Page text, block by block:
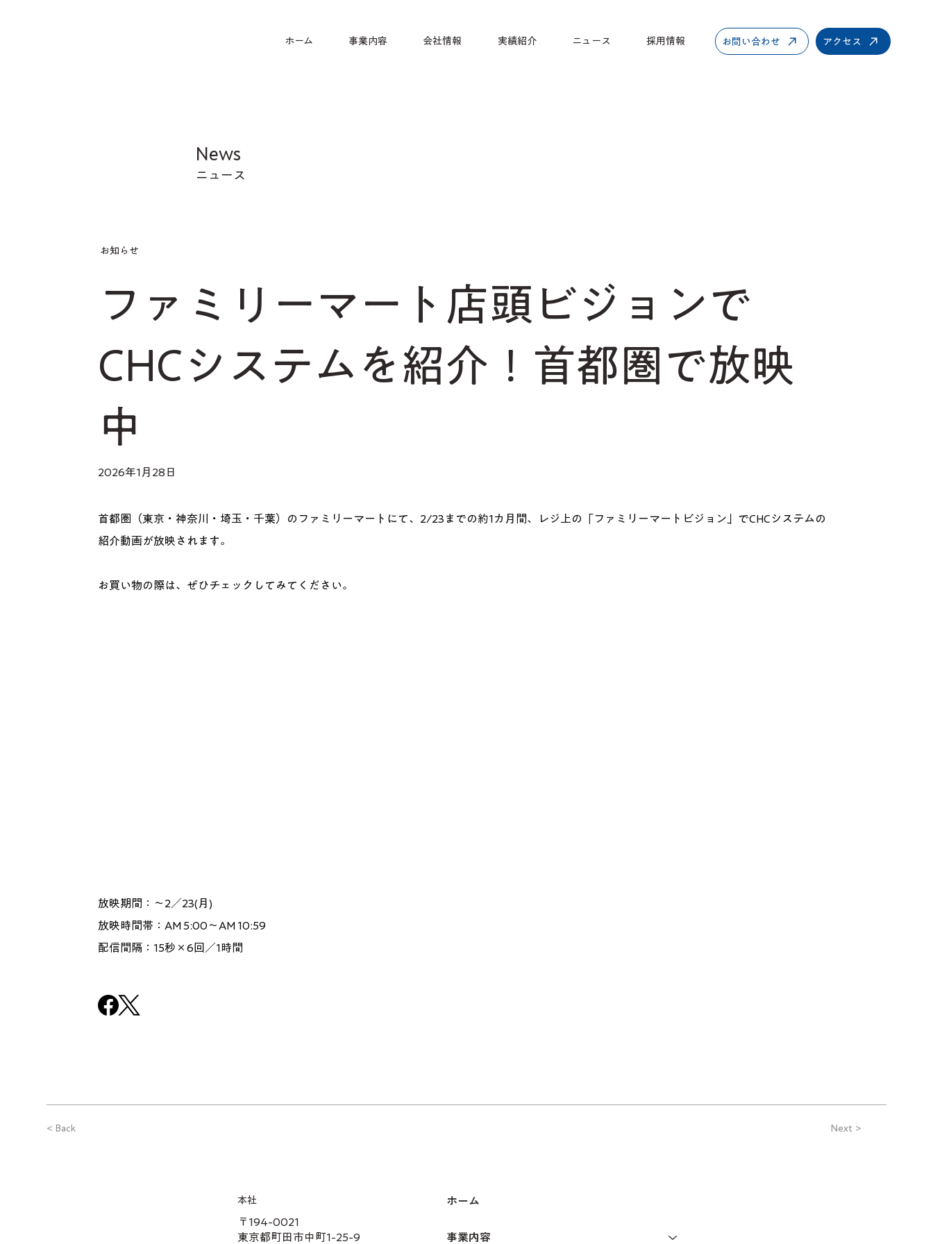
ホーム 事業内容 会社情報 実績紹介 ニュース 採用情報 お問い合わせ アクセス
News
​ニュース
お知らせ
ファミリーマート店頭ビジョンで
CHCシステムを紹介！首都圏で放映
中
2026年1月28日
首都圏（東京・神奈川・埼玉・千葉）のファミリーマートにて、2/23までの約1カ月間、レジ上の「ファミリーマートビジョン」でCHCシステムの
紹介動画が放映されます。
お買い物の際は、ぜひチェックしてみてください。
放映期間：～2／23(月)
放映時間帯：AM 5:00〜AM 10:59
配信間隔：15秒×6回／1時間
< Back Next >
本社
〒194-0021
東京都町田市中町1-25-9
ホーム
事業内容